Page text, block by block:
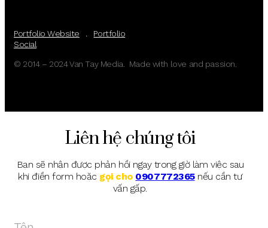
Portfolio Website . Portfolio
Social
© 2014 – 2024 Van Tay Media. Made with love and passion.
Liên hệ chúng tôi
Bạn sẽ nhận được phản hồi ngay trong giờ làm việc sau
khi điền form hoặc gọi cho 0907772365nếu cần tư
vấn gấp.